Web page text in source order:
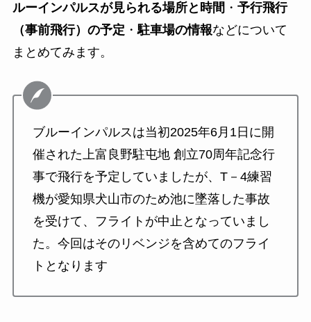
ルーインパルスが見られる場所と時間 ・ 予行飛行
（事前飛行）の予定 ・駐車場の情報などについて
まとめてみます。
ブルーインパルスは当初2025年6月1日に開
催された上富良野駐屯地 創立70周年記念行
事で飛行を予定していましたが、T－4練習
機が愛知県犬山市のため池に墜落した事故
を受けて、フライトが中止となっていまし
た。今回はそのリベンジを含めてのフライ
トとなります